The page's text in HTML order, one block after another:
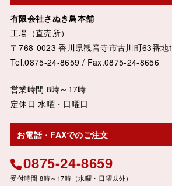
有限会社さぬき鳥本舗
工場（直売所）
〒768-0023 香川県観音寺市古川町63番地1
Tel.0875-24-8659 / Fax.0875-24-8656
営業時間 8時～17時
定休日 水曜・日曜日
お電話・FAXでのご注文
0875-24-8659